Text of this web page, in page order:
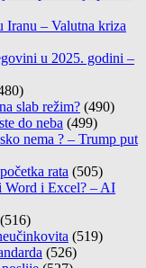
Iranu – Valutna kriza
u 2025. godini –
slab režim? (490)
do neba (499)
nema ? – Trump put
rata (505)
Word i Excel? – AI
(516)
(519)
(526)